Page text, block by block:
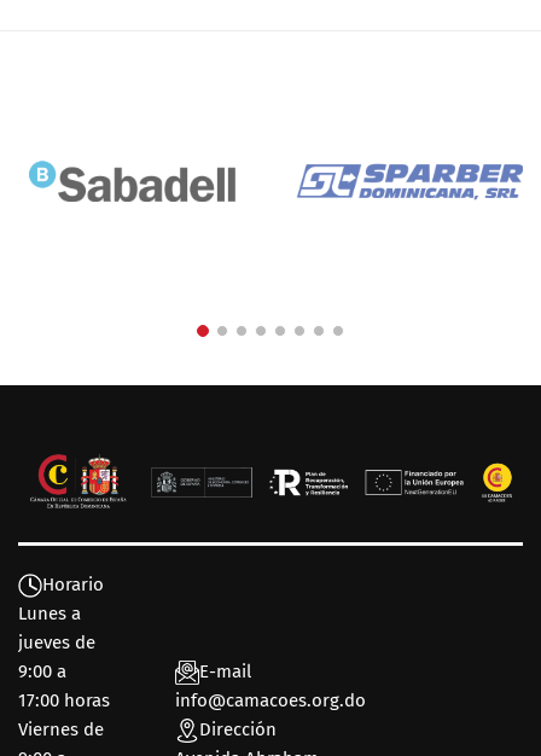
Horario
Lunes a
jueves de
9:00 a
17:00 horas
Viernes de
E-mail
info@camacoes.org.do
Dirección